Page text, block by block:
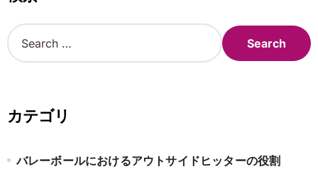
S
e
f
r
カテゴリ
バレーボールにおけるアウトサイドヒッターの役割